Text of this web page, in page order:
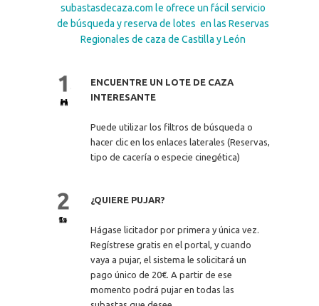
subastasdecaza.com le ofrece un fácil servicio
de búsqueda y reserva de lotes en las Reservas
Regionales de caza de Castilla y León
ENCUENTRE UN LOTE DE CAZA
INTERESANTE
Puede utilizar los filtros de búsqueda o
hacer clic en los enlaces laterales (Reservas,
tipo de cacería o especie cinegética)
¿QUIERE PUJAR?
Hágase licitador por primera y única vez.
Regístrese gratis en el portal, y cuando
vaya a pujar, el sistema le solicitará un
pago único de 20€. A partir de ese
momento podrá pujar en todas las